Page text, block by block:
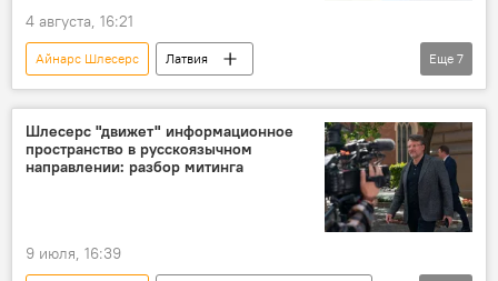
4 августа, 16:21
Айнарс Шлесерс
Латвия
Новости Латвии
Новости политики Латвии
Алексей Росликов
Янис Домбрава
закрытие
граница
Еще 7
Шлесерс "движет" информационное
пространство в русскоязычном
направлении: разбор митинга
9 июля, 16:39